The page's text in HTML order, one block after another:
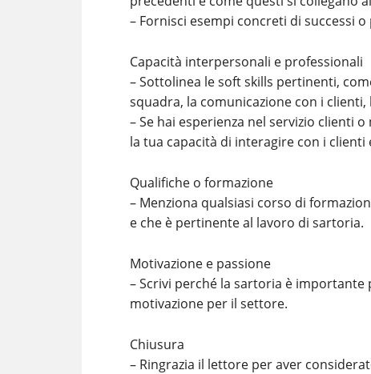
– Fornisci esempi concreti di successi
Capacità interpersonali e professionali
– Sottolinea le soft skills pertinenti,
squadra, la comunicazione con i
– Se hai esperienza nel servizio clienti
la tua capacità di interagire con i
Qualifiche o formazione
– Menziona qualsiasi corso di
e che è pertinente al lavoro di sartoria.
Motivazione e passione
– Scrivi perché la sartoria è
motivazione per il settore.
Chiusura
– Ringrazia il lettore per aver